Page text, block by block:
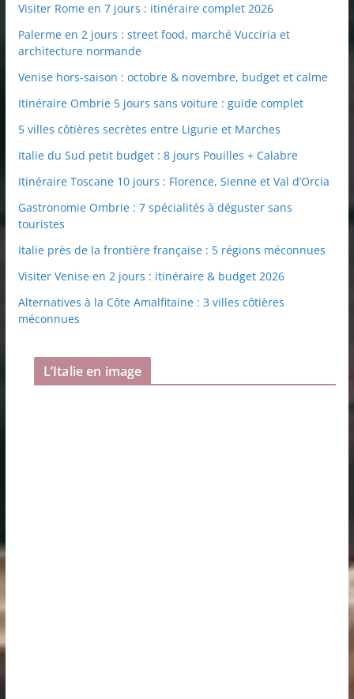
Visiter Rome en 7 jours : itinéraire complet 2026
Palerme en 2 jours : street food, marché Vucciria et
architecture normande
Venise hors-saison : octobre & novembre, budget et calme
Itinéraire Ombrie 5 jours sans voiture : guide complet
5 villes côtières secrètes entre Ligurie et Marches
Italie du Sud petit budget : 8 jours Pouilles + Calabre
Itinéraire Toscane 10 jours : Florence, Sienne et Val d’Orcia
Gastronomie Ombrie : 7 spécialités à déguster sans
touristes
Italie près de la frontière française : 5 régions méconnues
Visiter Venise en 2 jours : itinéraire & budget 2026
Alternatives à la Côte Amalfitaine : 3 villes côtières
méconnues
L’Italie en image